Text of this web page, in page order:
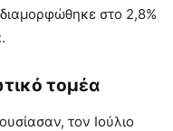
στο 2,8%
τομέα
τον Ιούλιο